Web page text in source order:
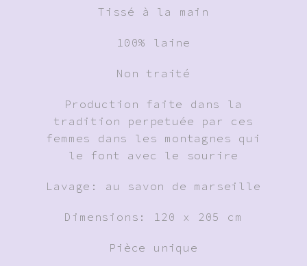
Tissé à la main
100% laine
Non traité
Production faite dans la
tradition perpetuée par ces
femmes dans les montagnes qui
le font avec le sourire
Lavage: au savon de marseille
Dimensions: 120 x 205 cm
Pièce unique